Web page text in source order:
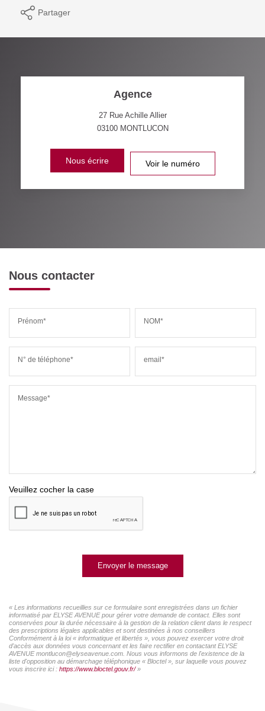
Partager
Agence
27 Rue Achille Allier
03100 MONTLUCON
Nous écrire Voir le numéro
Nous contacter
Prénom* NOM*
N° de téléphone* email*
Message*
Veuillez cocher la case
Envoyer le message
« Les informations recueillies sur ce formulaire sont enregistrées dans un fichier
informatisé par ELYSE AVENUE pour gérer votre demande de contact. Elles sont
conservées pour la durée nécessaire à la gestion de la relation client dans le respect
des prescriptions légales applicables et sont destinées à nos conseillers
Conformément à la loi « informatique et libertés », vous pouvez exercer votre droit
d'accès aux données vous concernant et les faire rectifier en contactant ELYSE
AVENUE montlucon@elyseavenue.com. Nous vous informons de l'existence de la
liste d'opposition au démarchage téléphonique « Bloctel », sur laquelle vous pouvez
vous inscrire ici : https://www.bloctel.gouv.fr/»